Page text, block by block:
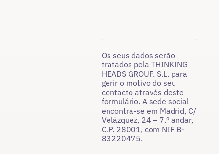
Os seus dados serão
tratados pela THINKING
HEADS GROUP, S.L. para
gerir o motivo do seu
contacto através deste
formulário. A sede social
encontra-se em Madrid, C/
Velázquez, 24 – 7.º andar,
C.P. 28001, com NIF B-
83220475.